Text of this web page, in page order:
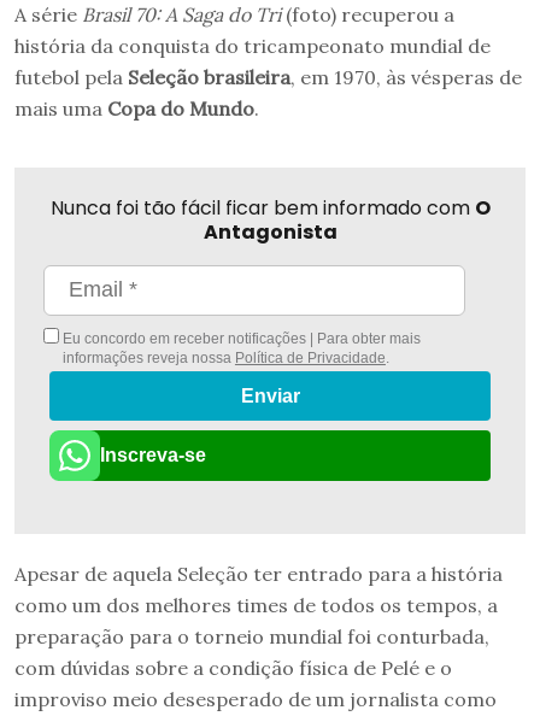
A série Brasil 70: A Saga do Tri(foto) recuperou a
história da conquista do tricampeonato mundial de
futebol pela Seleção brasileira, em 1970, às vésperas de
mais uma Copa do Mundo.
Nunca foi tão fácil ficar bem informado com O
Antagonista
Eu concordo em receber notificações | Para obter mais
informações reveja nossa Política de Privacidade
Enviar
Inscreva-se
Apesar de aquela Seleção ter entrado para a história
como um dos melhores times de todos os tempos, a
preparação para o torneio mundial foi conturbada,
com dúvidas sobre a condição física de Pelé e o
improviso meio desesperado de um jornalista como